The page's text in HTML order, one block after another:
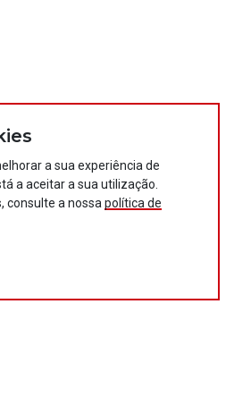
a sua experiência de
a aceitar a sua utilização.
consulte a nossa política de